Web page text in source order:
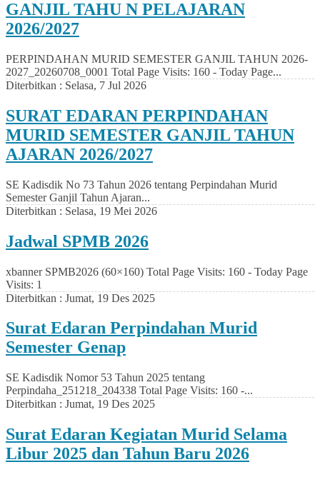
GANJIL TAHU N PELAJARAN
2026/2027
PERPINDAHAN MURID SEMESTER GANJIL TAHUN 2026-
2027_20260708_0001 Total Page Visits: 160 - Today Page...
Diterbitkan : Selasa, 7 Jul 2026
SURAT EDARAN PERPINDAHAN
MURID SEMESTER GANJIL TAHUN
AJARAN 2026/2027
SE Kadisdik No 73 Tahun 2026 tentang Perpindahan Murid
Semester Ganjil Tahun Ajaran...
Diterbitkan : Selasa, 19 Mei 2026
Jadwal SPMB 2026
xbanner SPMB2026 (60×160) Total Page Visits: 160 - Today Page
Visits: 1
Diterbitkan : Jumat, 19 Des 2025
Surat Edaran Perpindahan Murid
Semester Genap
SE Kadisdik Nomor 53 Tahun 2025 tentang
Perpindaha_251218_204338 Total Page Visits: 160 -...
Diterbitkan : Jumat, 19 Des 2025
Surat Edaran Kegiatan Murid Selama
Libur 2025 dan Tahun Baru 2026